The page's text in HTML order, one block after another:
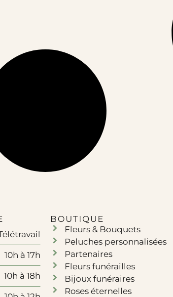
10h à 17h
10h à 18h
BOUTIQUE
Fleurs & Bouquets
Peluches personnalisées
Partenaires
Fleurs funérailles
Bijoux funéraires
Roses éternelles